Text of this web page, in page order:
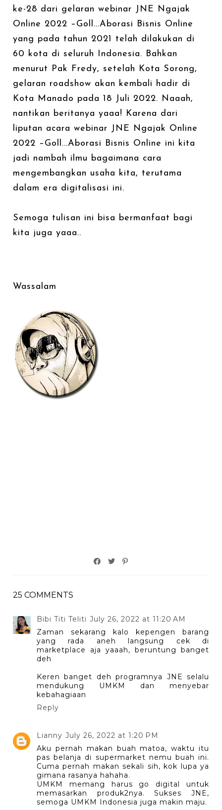
ke-28 dari gelaran webinar JNE Ngajak
Online 2022 –Goll...Aborasi Bisnis Online
yang pada tahun 2021 telah dilakukan di
60 kota di seluruh Indonesia. Bahkan
menurut Pak Fredy, setelah Kota Sorong,
gelaran roadshow akan kembali hadir di
Kota Manado pada 18 Juli 2022. Naaah,
nantikan beritanya yaaa! Karena dari
liputan acara webinar JNE Ngajak Online
2022 –Goll...Aborasi Bisnis Online ini kita
jadi nambah ilmu bagaimana cara
mengembangkan usaha kita, terutama
dalam era digitalisasi ini.
Semoga tulisan ini bisa bermanfaat bagi
kita juga yaaa..
Wassalam
25 COMMENTS
Bibi Titi Teliti July 26, 2022 at 11:20 AM
Zaman sekarang kalo kepengen barang
yang rada aneh langsung cek di
marketplace aja yaaah, beruntung banget
deh
Keren banget deh programnya JNE selalu
mendukung UMKM dan menyebar
kebahagiaan
Reply
Lianny July 26, 2022 at 1:20 PM
Aku pernah makan buah matoa, waktu itu
pas belanja di supermarket nemu buah ini.
Cuma pernah makan sekali sih, kok lupa ya
gimana rasanya hahaha.
UMKM memang harus go digital untuk
memasarkan produk2nya. Sukses JNE,
semoga UMKM Indonesia juga makin maju.